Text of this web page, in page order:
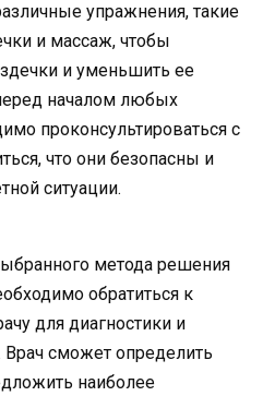
упражнения, такие
и массаж, чтобы
и уменьшить ее
началом любых
проконсультироваться с
что они безопасны и
ситуации.
метода решения
обратиться к
для диагностики и
Врач сможет определить
наиболее